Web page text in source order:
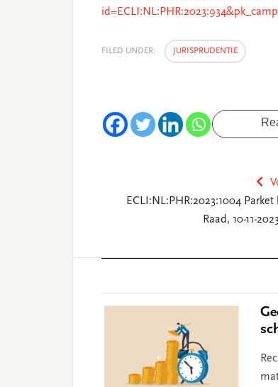
FILED UNDER: JURISPRUDENTIE
ECLI:NL:PHR:2023:1004
Raad, 10-11-